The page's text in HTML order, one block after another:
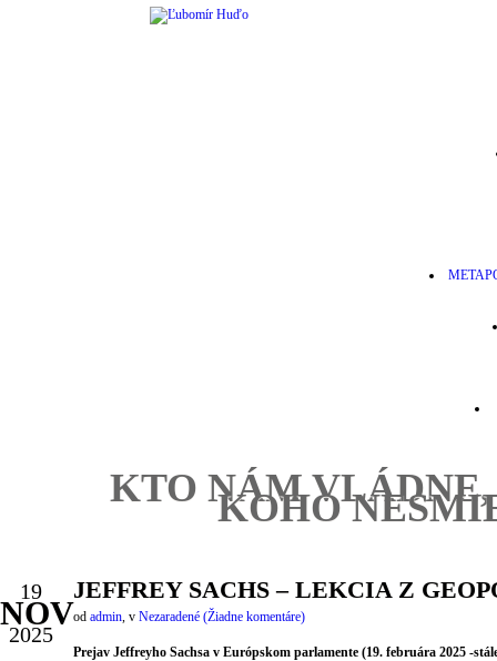
KTO NÁM
KOHO
19
NOV
2025
JEFFREY SACHS – LEKCIA Z
od admin, v Nezaradené (Žiadne komentáre)
Prejav Jeffreyho Sachsa v Európskom parlamente (19. februára 2025 -